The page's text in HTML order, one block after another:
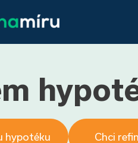
hypotéku Chci